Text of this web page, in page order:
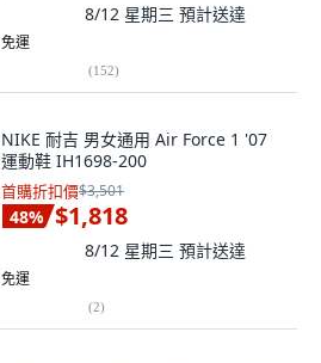
8/12 星期三 預計送達
免運
(152)
NIKE 耐吉 男女通用 Air Force 1 '07
運動鞋 IH1698-200
首購折扣價$3,501
48% $1,818
8/12 星期三 預計送達
免運
(2)